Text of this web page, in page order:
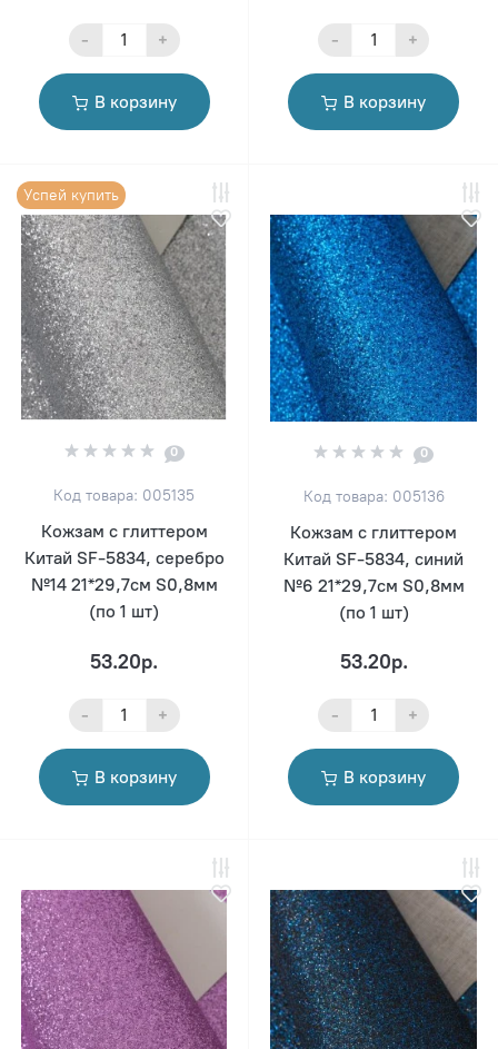
- +
В корзину
- +
В корзину
Успей купить
0
Код товара: 005135
Кожзам с глиттером
Китай SF-5834, серебро
№14 21*29,7см S0,8мм
(по 1 шт)
53.20р.
- +
В корзину
0
Код товара: 005136
Кожзам с глиттером
Китай SF-5834, синий
№6 21*29,7см S0,8мм
(по 1 шт)
53.20р.
- +
В корзину